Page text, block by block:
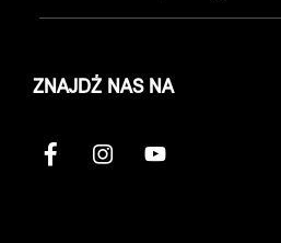
ZNAJDŹ NAS NA